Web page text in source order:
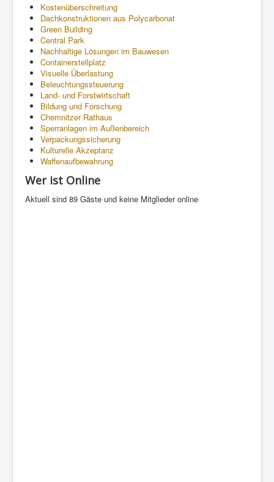
Kostenüberschreitung
Dachkonstruktionen aus Polycarbonat
Green Building
Central Park
Nachhaltige Lösungen im Bauwesen
Containerstellplatz
Visuelle Überlastung
Beleuchtungssteuerung
Land- und Forstwirtschaft
Bildung und Forschung
Chemnitzer Rathaus
Sperranlagen im Außenbereich
Verpackungssicherung
Kulturelle Akzeptanz
Waffenaufbewahrung
Wer ist Online
Aktuell sind 89 Gäste und keine Mitglieder online